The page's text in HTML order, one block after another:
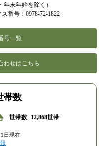
年末年始を除く）
ス番号：0978-72-1822
号一覧
わせはこちら
帯数
世帯数 12,868世帯
日現在